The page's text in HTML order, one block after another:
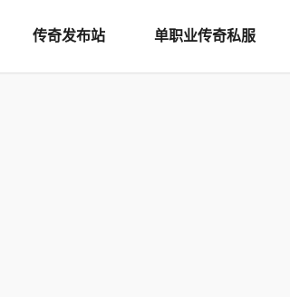
传奇发布站 单职业传奇私服